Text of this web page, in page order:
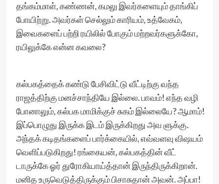
தங்கம்மாள், கண்ணன், கமலு இவர்களையும் தாங்கிப்
போயிற்று. அவர்கள் செல்லும் காரியம், உத்வேகம்,
இவைகளைப் பற்றி ரயிலில் போகும் மற்றவர்களுக்கோ,
ரயிலுக்கே என்ன கவலை?
கல்பகத்தைக் கண்டு பேசிவிட்டு வீட்டிற்கு வந்த
ராஜத்திற்கு மனச்சாந்தியே இல்லை. பாவம்! எந்த வழி
போனாலும், கல்பக மாமிக்குச் சுகம் இல்லையே? ஆமாம்!
இப்பொழுது இருக்க இடம் இருக்கிறது அவ ளுக்கு.
அந்தக் கடிதங்களைப் பார்க்கையில், எவ்வளவு விஷயம்
வெளிப்படுகிறது! ரங்கையன், கல்பகத்தின் வீட்
டாருக்கே ஓர் துரோகியாய்த்தான் இருந்திருக்கிறான்.
மனித உருவெடுத்திருக்கும் பிசாசுதான் அவன். அப்பா!